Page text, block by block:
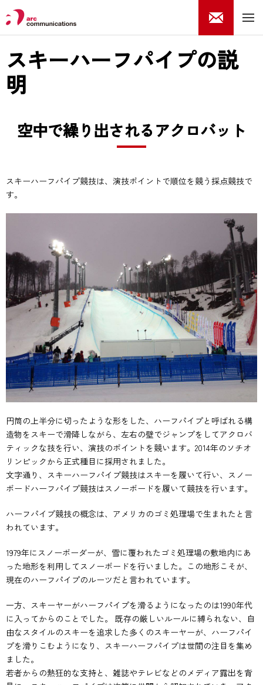
スキーハーフパイプの説
明
空中で繰り出されるアクロバット
スキーハーフパイプ競技は、演技ポイントで順位を競う採点競技で
す。
円筒の上半分に切ったような形をした、ハーフパイプと呼ばれる構
造物をスキーで滑降しながら、左右の壁でジャンプをしてアクロバ
ティックな技を行い、演技のポイントを競います。2014年のソチオ
リンピックから正式種目に採用されました。
文字通り、スキーハーフパイプ競技はスキーを履いて行い、スノー
ボードハーフパイプ競技はスノーボードを履いて競技を行います。
ハーフパイプ競技の概念は、アメリカのゴミ処理場で生まれたと言
われています。
1979年にスノーボーダーが、雪に覆われたゴミ処理場の敷地内にあ
った地形を利用してスノーボードを行いました。この地形こそが、
現在のハーフパイプのルーツだと言われています。
一方、スキーヤーがハーフパイプを滑るようになったのは1990年代
に入ってからのことでした。 既存の厳しいルールに縛られない、自
由なスタイルのスキーを追求した多くのスキーヤーが、ハーフパイ
プを滑りこむようになり、スキーハーフパイプは世間の注目を集め
ました。
若者からの熱狂的な支持と、雑誌やテレビなどのメディア露出を背